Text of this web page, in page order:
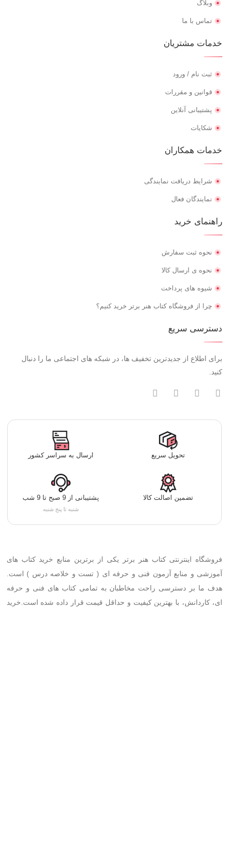
وبلاگ
تماس با ما
خدمات مشتریان
ثبت نام / ورود
قوانین و مقررات
پشتیبانی آنلاین
شکایات
خدمات همکاران
شرایط دریافت نمایندگی
نمایندگان فعال
راهنمای خرید
نحوه ثبت سفارش
نحوه ی ارسال کالا
شیوه های پرداخت
چرا از فروشگاه کتاب هنر برتر خرید کنیم؟
دسترسی سریع
برای اطلاع از جدیدترین تخفیف ها، در شبکه های اجتماعی ما را دنبال
کنید.
تحویل سریع ارسال به سراسر کشور
تضمین اصالت کالا پشتیبانی از 9 صبح تا 9 شب
شنبه تا پنج شنبه
فروشگاه اینترنتی کتاب هنر برتر یکی از برترین منابع خرید کتاب های
آموزشی و منابع آزمون فنی و حرفه ای ( تست و خلاصه درس ) است.
هدف ما بر دسترسی راحت مخاطبان به تمامی کتاب های فنی و حرفه
ای، کاردانش، با بهترین کیفیت و حداقل قیمت قرار داده شده است.خرید